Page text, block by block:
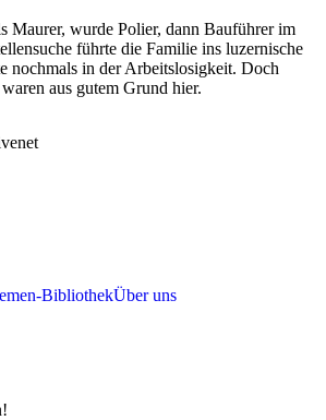
Maurer, wurde Polier, dann Bauführer im
führte die Familie ins luzernische
nochmals in der Arbeitslosigkeit. Doch
aus gutem Grund hier.
BibliothekÜber uns